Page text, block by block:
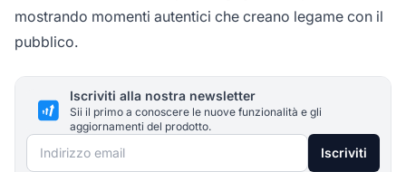
mostrando momenti autentici che creano legame con il
pubblico.
Iscriviti alla nostra newsletter
Sii il primo a conoscere le nuove funzionalità e gli
aggiornamenti del prodotto.
Indirizzo email Iscriviti